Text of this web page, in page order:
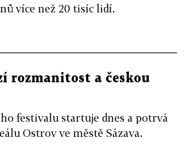
více než 20 tisíc lidí.
rozmanitost a českou
festivalu startuje dnes a potrvá
Ostrov ve městě Sázava.